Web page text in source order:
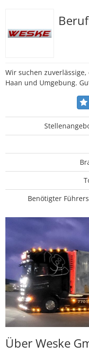
Wir suchen
Haan und Umgebung.
Benötigter
Über Weske